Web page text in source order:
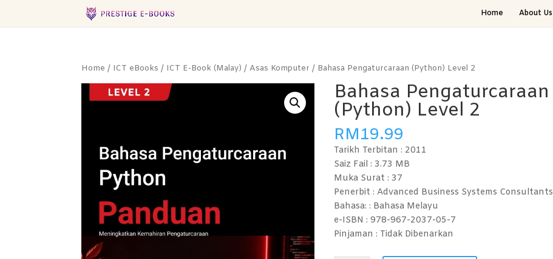
Home About Us
Home / ICT eBooks / ICT E-Book (Malay) /Asas Komputer / Bahasa Pengaturcaraan (Python) Level 2
Bahasa Pengaturcaraan
(Python) Level 2
RM19.99
Tarikh Terbitan : 2011
Saiz Fail : 3.73 MB
Muka Surat : 37
Penerbit : Advanced Business Systems Consultants
Bahasa: : Bahasa Melayu
e-ISBN : 978-967-2037-05-7
Pinjaman : Tidak Dibenarkan